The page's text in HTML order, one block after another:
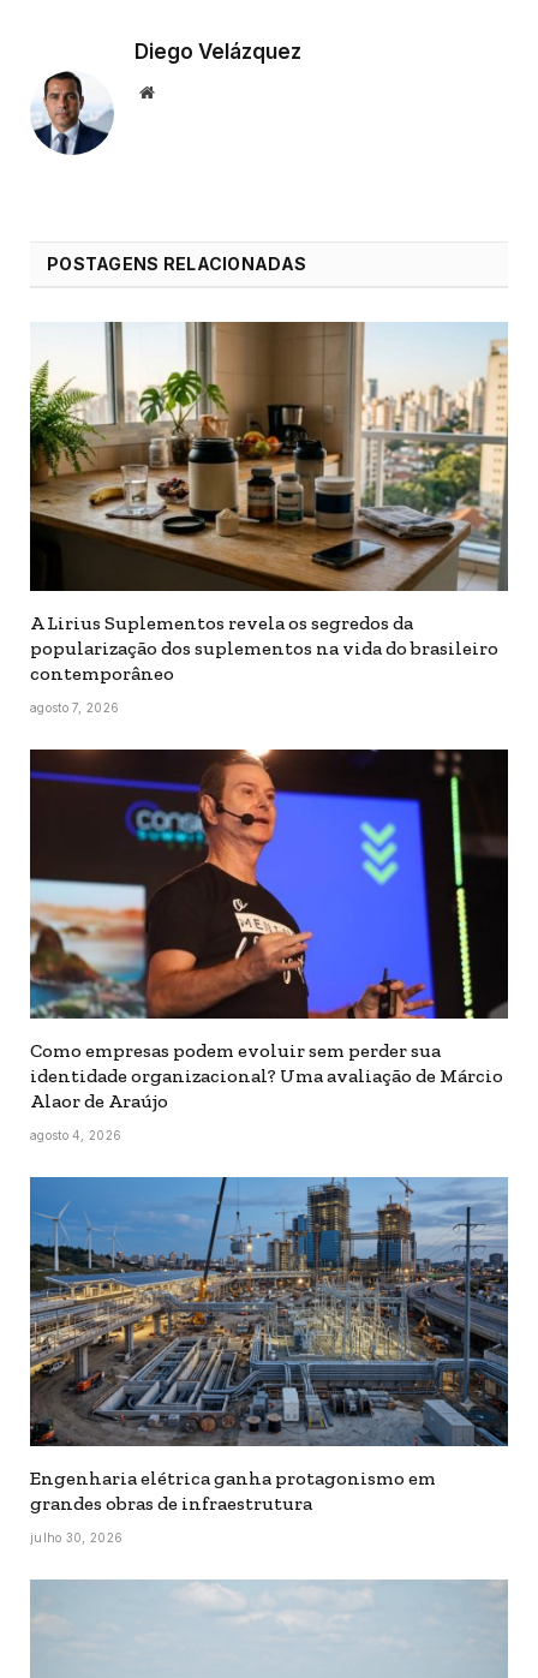
Diego Velázquez
Website
POSTAGENS RELACIONADAS
A Lirius Suplementos revela os segredos da
popularização dos suplementos na vida do brasileiro
contemporâneo
agosto 7, 2026
Como empresas podem evoluir sem perder sua
identidade organizacional? Uma avaliação de Márcio
Alaor de Araújo
agosto 4, 2026
Engenharia elétrica ganha protagonismo em
grandes obras de infraestrutura
julho 30, 2026